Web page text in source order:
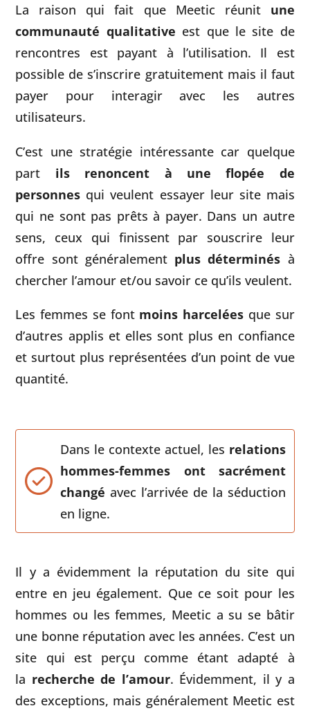
La raison qui fait que Meetic réunit une
communauté qualitative est que le site de
rencontres est payant à l’utilisation. Il est
possible de s’inscrire gratuitement mais il faut
payer pour interagir avec les autres
utilisateurs.
C’est une stratégie intéressante car quelque
part ils renoncent à une flopée de
personnes qui veulent essayer leur site mais
qui ne sont pas prêts à payer. Dans un autre
sens, ceux qui finissent par souscrire leur
offre sont généralement plus déterminés à
chercher l’amour et/ou savoir ce qu’ils veulent.
Les femmes se font moins harcelées que sur
d’autres applis et elles sont plus en confiance
et surtout plus représentées d’un point de vue
quantité.
Dans le contexte actuel, les relations
hommes-femmes ont sacrément
changé avec l’arrivée de la séduction
en ligne.
Il y a évidemment la réputation du site qui
entre en jeu également. Que ce soit pour les
hommes ou les femmes, Meetic a su se bâtir
une bonne réputation avec les années. C’est un
site qui est perçu comme étant adapté à
la recherche de l’amour. Évidemment, il y a
des exceptions, mais généralement Meetic est